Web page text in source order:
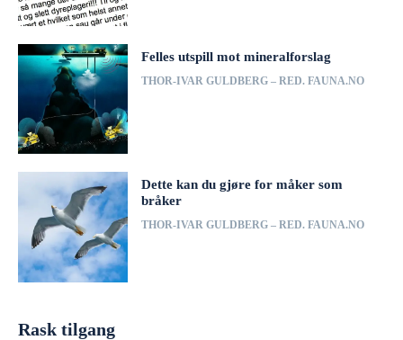
Felles utspill mot mineralforslag
THOR-IVAR GULDBERG – RED. FAUNA.NO
Dette kan du gjøre for måker som
bråker
THOR-IVAR GULDBERG – RED. FAUNA.NO
Rask tilgang